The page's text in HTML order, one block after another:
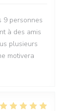
9 personnes
à des amis
plusieurs
motivera